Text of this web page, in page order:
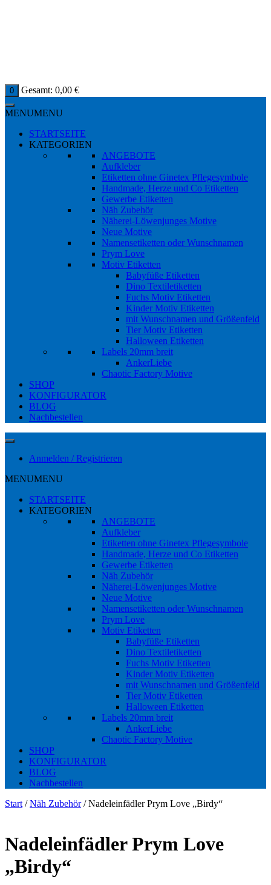
0 Gesamt: 0,00 €
MENUMENU
STARTSEITE
KATEGORIEN
ANGEBOTE
Aufkleber
Etiketten ohne Ginetex Pflegesymbole
Handmade, Herze und Co Etiketten
Gewerbe Etiketten
Näh Zubehör
Näherei-Löwenjunges Motive
Neue Motive
Namensetiketten oder Wunschnamen
Prym Love
Motiv Etiketten
Babyfüße Etiketten
Dino Textiletiketten
Fuchs Motiv Etiketten
Kinder Motiv Etiketten
mit Wunschnamen und Größenfeld
Tier Motiv Etiketten
Halloween Etiketten
Labels 20mm breit
AnkerLiebe
Chaotic Factory Motive
SHOP
KONFIGURATOR
BLOG
Nachbestellen
Anmelden / Registrieren
MENUMENU
STARTSEITE
KATEGORIEN
ANGEBOTE
Aufkleber
Etiketten ohne Ginetex Pflegesymbole
Handmade, Herze und Co Etiketten
Gewerbe Etiketten
Näh Zubehör
Näherei-Löwenjunges Motive
Neue Motive
Namensetiketten oder Wunschnamen
Prym Love
Motiv Etiketten
Babyfüße Etiketten
Dino Textiletiketten
Fuchs Motiv Etiketten
Kinder Motiv Etiketten
mit Wunschnamen und Größenfeld
Tier Motiv Etiketten
Halloween Etiketten
Labels 20mm breit
AnkerLiebe
Chaotic Factory Motive
SHOP
KONFIGURATOR
BLOG
Nachbestellen
Start /Näh Zubehör/ Nadeleinfädler Prym Love „Birdy“
Nadeleinfädler Prym Love
„Birdy“